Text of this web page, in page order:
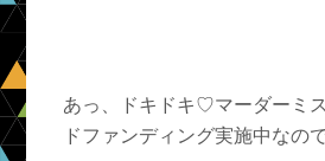
あっ、ドキドキ♡マーダーミ
ドファンディング実施中なので